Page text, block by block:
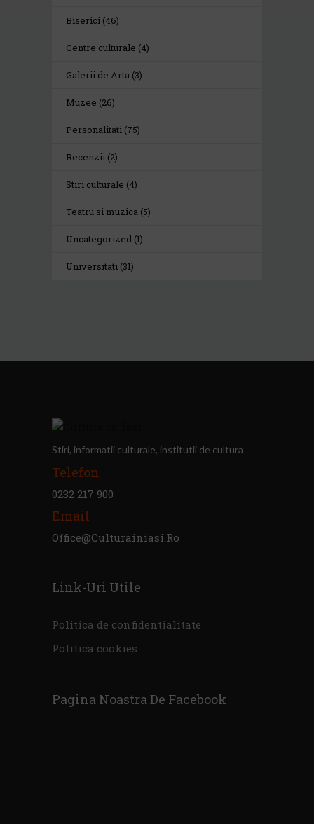
Biserici (46)
Centre culturale (4)
Galerii de Arta (3)
Muzee (26)
Personalitati (75)
Recenzii (2)
Stiri culturale (4)
Teatru si muzica (5)
Uncategorized (1)
Universitati (31)
Stiri, informatii culturale, institutii de cultura
Telefon
0232 217 900
Email
Office@culturainiasi.ro
Link-Uri Utile
Politica de confidentialitate
Politica cookies
Pagina Noastra De Facebook